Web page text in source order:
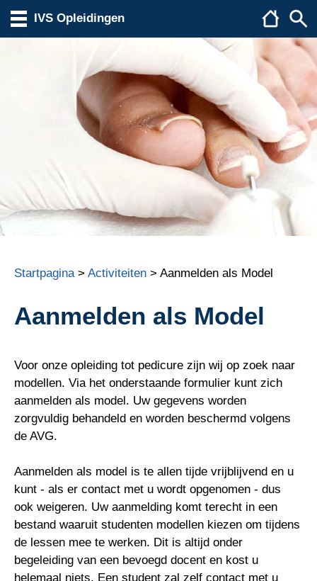
IVS Opleidingen
Startpagina> Activiteiten > Aanmelden als Model
Aanmelden als Model
Voor onze opleiding tot pedicure zijn wij op zoek naar
modellen. Via het onderstaande formulier kunt zich
aanmelden als model. Uw gegevens worden
zorgvuldig behandeld en worden beschermd volgens
de AVG.
Aanmelden als model is te allen tijde vrijblijvend en u
kunt - als er contact met u wordt opgenomen - dus
ook weigeren. Uw aanmelding komt terecht in een
bestand waaruit studenten modellen kiezen om tijdens
de lessen mee te werken. Dit is altijd onder
begeleiding van een bevoegd docent en kost u
helemaal niets. Een student zal zelf contact met u